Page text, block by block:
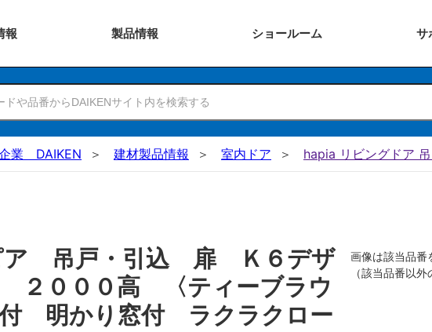
報 製品情報 ショールーム サ
企業 DAIKEN 建材製品情報 室内ドア hapia リビングドア
ア 吊戸・引込 扉 Ｋ６デザ
０００高 〈ティーブラウ
明かり窓付 ラクラクロー
画像は該当品番
（該当品番以